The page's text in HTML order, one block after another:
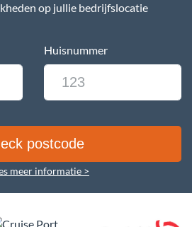
op jullie bedrijfslocatie
Huisnummer
meer informatie >